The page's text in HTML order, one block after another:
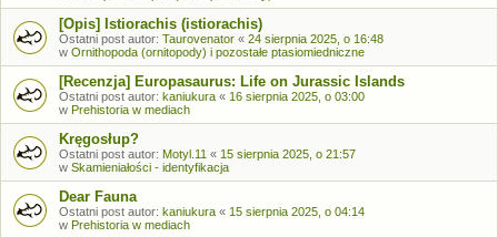
[Opis] Istiorachis (istiorachis)
Ostatni post autor: Taurovenator « 24 sierpnia 2025, o 16:48
w Ornithopoda (ornitopody) i pozostałe ptasiomiedniczne
[Recenzja] Europasaurus: Life on Jurassic Islands
Ostatni post autor: kaniukura « 16 sierpnia 2025, o 03:00
w Prehistoria w mediach
Kręgosłup?
Ostatni post autor: Motyl.11 « 15 sierpnia 2025, o 21:57
w Skamieniałości - identyfikacja
Dear Fauna
Ostatni post autor: kaniukura « 15 sierpnia 2025, o 04:14
w Prehistoria w mediach